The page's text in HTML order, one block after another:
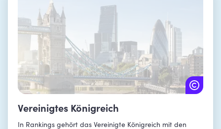
Vereinigtes Königreich
In Rankings gehört das Vereinigte Königreich mit den